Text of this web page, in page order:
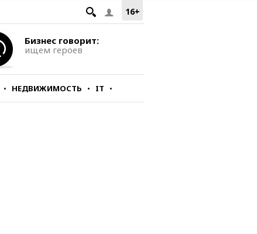
16+
Бизнес говорит:
ищем героев
НЕДВИЖИМОСТЬ IT